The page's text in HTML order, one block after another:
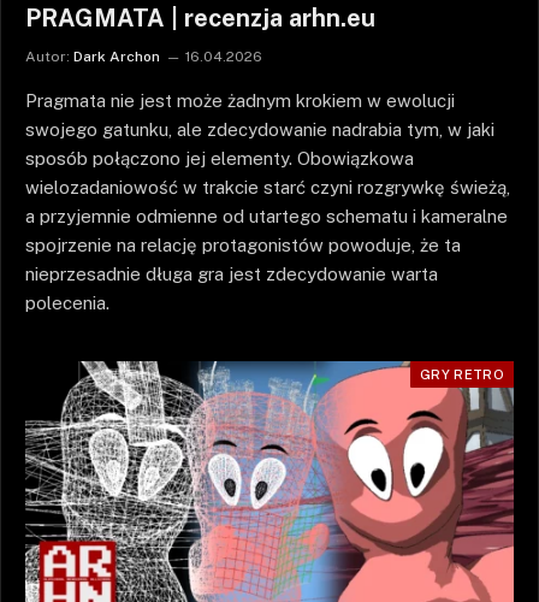
PRAGMATA | recenzja arhn.eu
Autor: Dark Archon 16.04.2026
Pragmata nie jest może żadnym krokiem w ewolucji
swojego gatunku, ale zdecydowanie nadrabia tym, w jaki
sposób połączono jej elementy. Obowiązkowa
wielozadaniowość w trakcie starć czyni rozgrywkę świeżą,
a przyjemnie odmienne od utartego schematu i kameralne
spojrzenie na relację protagonistów powoduje, że ta
nieprzesadnie długa gra jest zdecydowanie warta
polecenia.
GRY RETRO